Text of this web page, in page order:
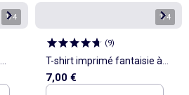
1/4 1/4
(9)
T-shirt imprimé fantaisie à
manches courtes
7,00 €